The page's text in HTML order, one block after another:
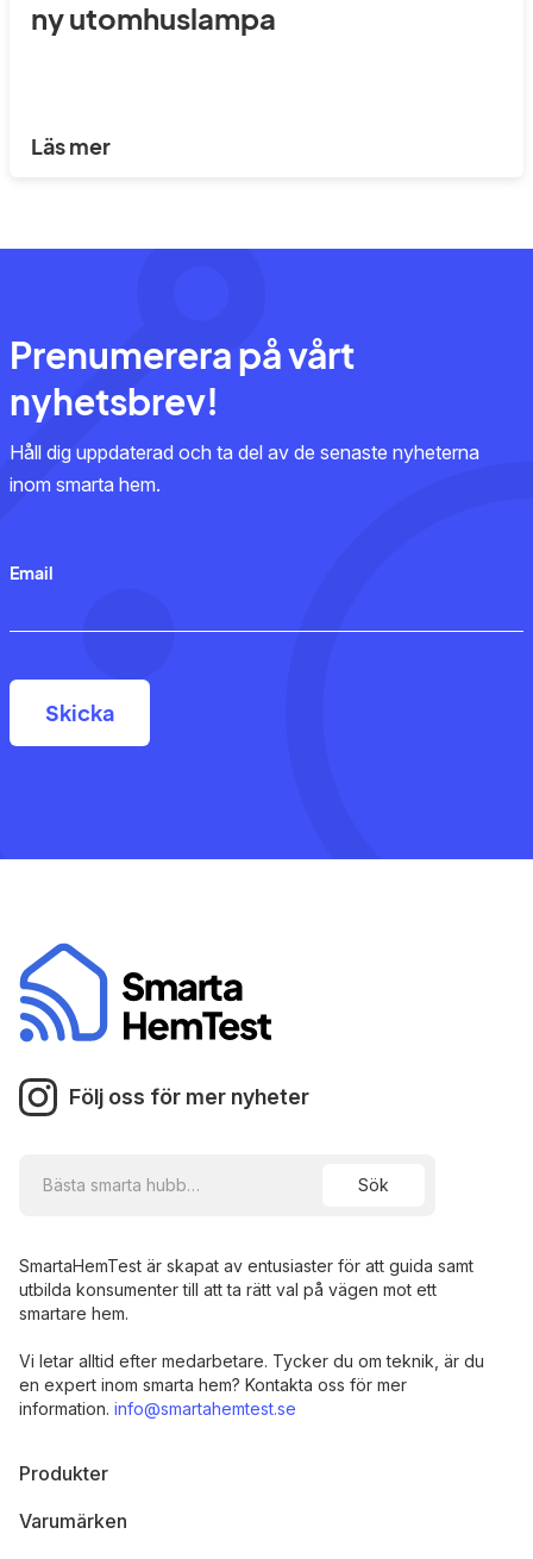
ny utomhuslampa
Läs mer
Prenumerera på vårt
nyhetsbrev!
Håll dig uppdaterad och ta del av de senaste nyheterna
inom smarta hem.
Email
Produkter
Varumärken
Följ oss för mer nyheter
SmartaHemTest är skapat av entusiaster för att guida samt
utbilda konsumenter till att ta rätt val på vägen mot ett
smartare hem.
Vi letar alltid efter medarbetare. Tycker du om teknik, är du
en expert inom smarta hem? Kontakta oss för mer
information. info@smartahemtest.se